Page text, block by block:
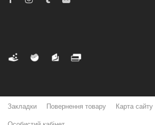
Закладки Повернення товару Карта сайту